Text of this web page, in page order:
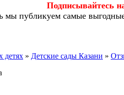
Подписывайтесь
мы публикуем самые
детях » Детские сады Казани »